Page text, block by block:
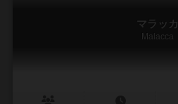
マラッカ
Malacca